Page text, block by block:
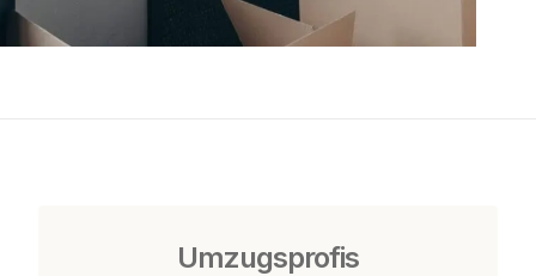
Umzugsprofis